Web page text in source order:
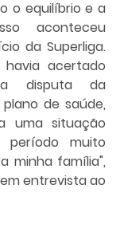
o equilíbrio e a
aconteceu
da Superliga.
acertado
disputa da
de saúde,
uma situação
período muito
minha família",
entrevista ao